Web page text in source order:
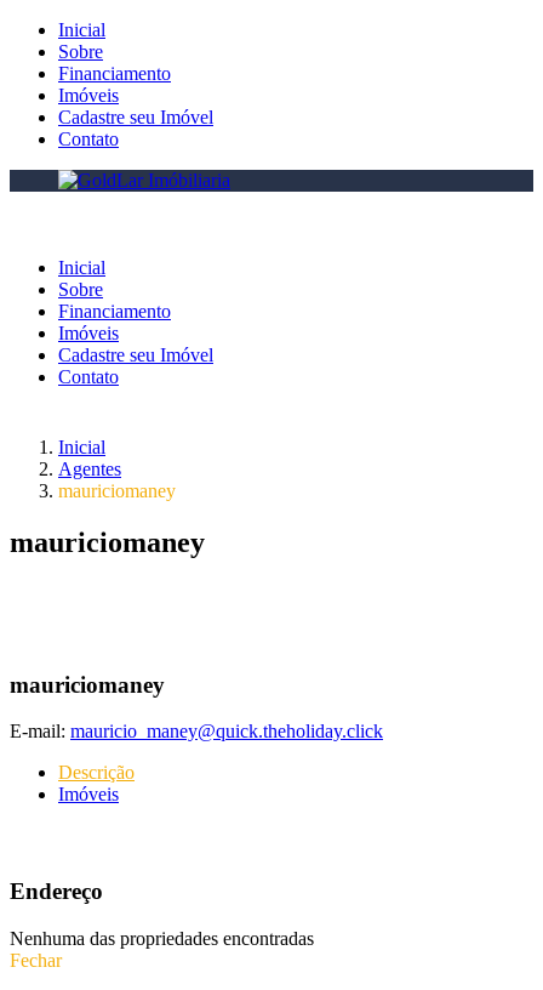
Inicial
Sobre
Financiamento
Imóveis
Cadastre seu Imóvel
Contato
Inicial
Sobre
Financiamento
Imóveis
Cadastre seu Imóvel
Contato
Inicial
Agentes
mauriciomaney
mauriciomaney
mauriciomaney
E-mail: mauricio_maney@quick.theholiday.click
Descrição
Imóveis
Endereço
Nenhuma das propriedades encontradas
Fechar